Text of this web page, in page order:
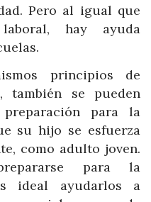
Pero al igual que
hay ayuda
principios de
también se pueden
para la
su hijo se esfuerza
como adulto joven.
para la
ideal ayudarlos a